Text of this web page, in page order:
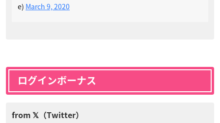
e) March 9, 2020
ログインボーナス